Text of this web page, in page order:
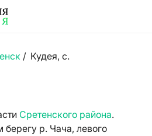
/ Кудея, с.
Сретенского района.
р. Чача, левого